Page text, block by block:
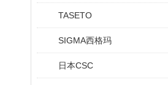
TASETO
SIGMA西格玛
日本CSC